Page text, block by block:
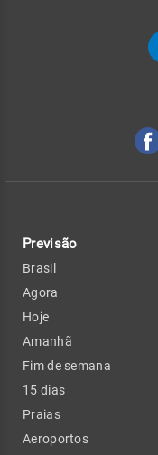
Previsão
Brasil
Agora
Hoje
Amanhã
Fim de semana
15 dias
Praias
Aeroportos